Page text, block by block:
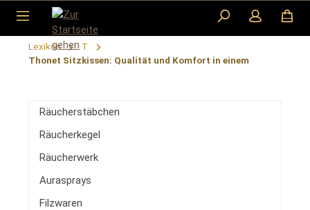
Zum Hauptinhalt springen
Lexikon
T
Thonet Sitzkissen: Qualität und Komfort in einem
Räucherstäbchen
Räucherkegel
Räucherwerk
Aurasprays
Filzwaren